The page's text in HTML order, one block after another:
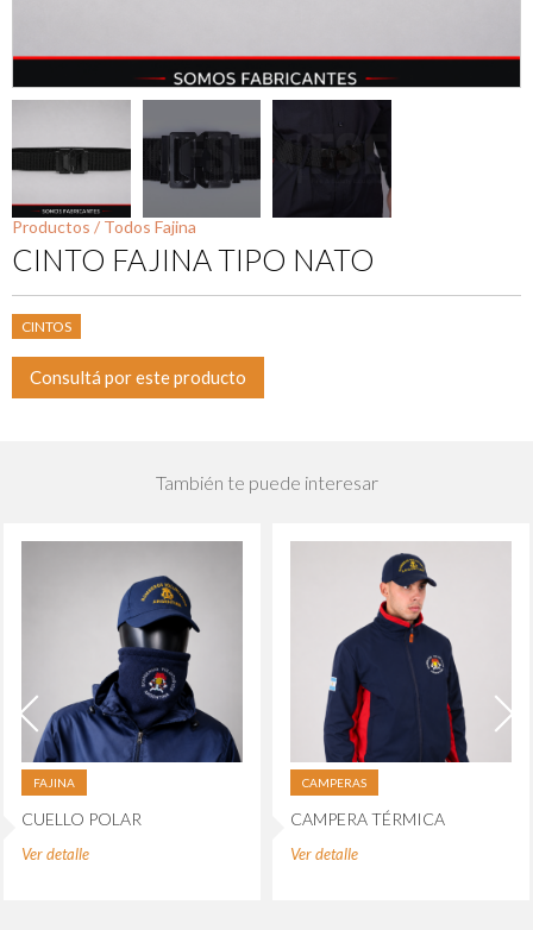
Productos / Todos Fajina
CINTO FAJINA TIPO NATO
CINTOS
Consultá por este producto
También te puede interesar
FAJINA
CUELLO POLAR
Ver detalle
CAMPERAS
CAMPERA TÉRMICA
Ver detalle